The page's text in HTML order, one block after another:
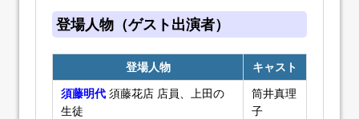
登場人物（ゲスト出演者）
登場人物
キャスト
須藤明代 須藤花店 店員、上田の
生徒
筒井真理
子